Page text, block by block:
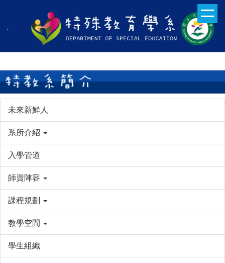
主
區
未來新鮮人
系所介紹
入學管道
師資陣容
課程規劃
教學空間
學生組織